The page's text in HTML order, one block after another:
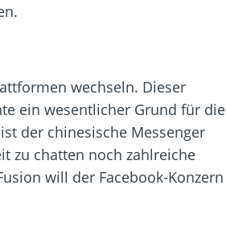
wechseln. Dieser
ein wesentlicher Grund für die
der chinesische Messenger
zu chatten noch zahlreiche
will der Facebook-Konzern